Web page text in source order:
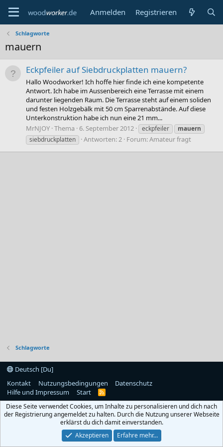
Anmelden Registrieren
Schlagworte
mauern
Eckpfeiler auf Siebdruckplatten mauern?
Hallo Woodworker! Ich hoffe hier finde ich eine kompetente
Antwort. Ich habe im Aussenbereich eine Terrasse mit einem
darunter liegenden Raum. Die Terrasse steht auf einem soliden
und festen Holzgebälk mit 50 cm Sparrenabstände. Auf diese
Unterkonstruktion habe ich nun eine 21 mm...
MrNJOY Thema 6. September 2012 eckpfeiler
mauern
siebdruckplatten
Antworten: 2 Forum:Amateur fragt
Schlagworte
Deutsch [Du]
Kontakt
Nutzungsbedingungen
Datenschutz
Hilfe und Impressum
Start
R
S
Diese Seite verwendet Cookies, um Inhalte zu personalisieren und dich nach
der Registrierung angemeldet zu halten. Durch die Nutzung unserer Webseite
erklärst du dich damit einverstanden.
Akzeptieren
Erfahre mehr…